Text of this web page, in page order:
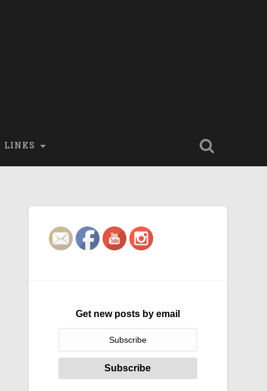
LINKS
Get new posts by email